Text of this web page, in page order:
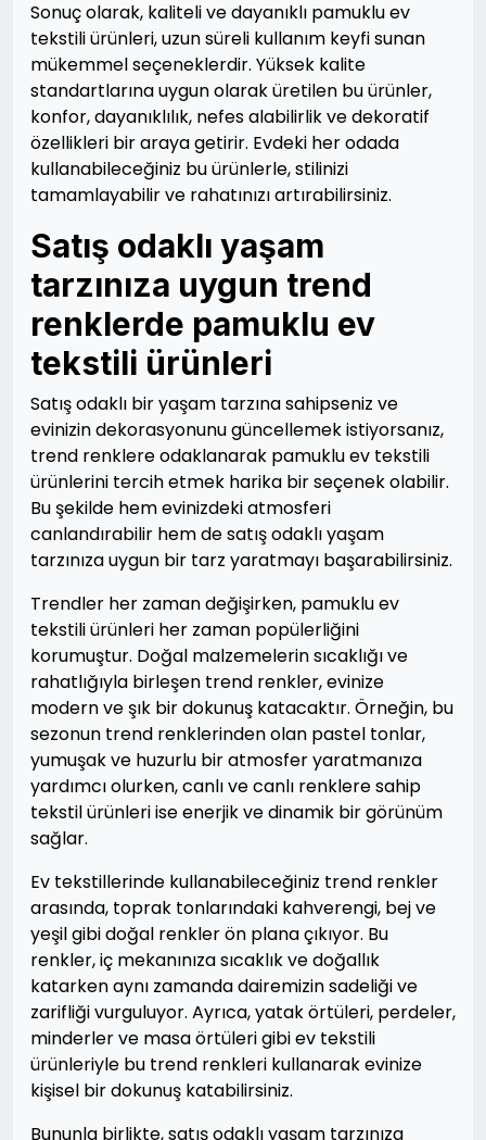
Sonuç olarak, kaliteli ve dayanıklı pamuklu ev
tekstili ürünleri, uzun süreli kullanım keyfi sunan
mükemmel seçeneklerdir. Yüksek kalite
standartlarına uygun olarak üretilen bu ürünler,
konfor, dayanıklılık, nefes alabilirlik ve dekoratif
özellikleri bir araya getirir. Evdeki her odada
kullanabileceğiniz bu ürünlerle, stilinizi
tamamlayabilir ve rahatınızı artırabilirsiniz.
Satış odaklı yaşam
tarzınıza uygun trend
renklerde pamuklu ev
tekstili ürünleri
Satış odaklı bir yaşam tarzına sahipseniz ve
evinizin dekorasyonunu güncellemek istiyorsanız,
trend renklere odaklanarak pamuklu ev tekstili
ürünlerini tercih etmek harika bir seçenek olabilir.
Bu şekilde hem evinizdeki atmosferi
canlandırabilir hem de satış odaklı yaşam
tarzınıza uygun bir tarz yaratmayı başarabilirsiniz.
Trendler her zaman değişirken, pamuklu ev
tekstili ürünleri her zaman popülerliğini
korumuştur. Doğal malzemelerin sıcaklığı ve
rahatlığıyla birleşen trend renkler, evinize
modern ve şık bir dokunuş katacaktır. Örneğin, bu
sezonun trend renklerinden olan pastel tonlar,
yumuşak ve huzurlu bir atmosfer yaratmanıza
yardımcı olurken, canlı ve canlı renklere sahip
tekstil ürünleri ise enerjik ve dinamik bir görünüm
sağlar.
Ev tekstillerinde kullanabileceğiniz trend renkler
arasında, toprak tonlarındaki kahverengi, bej ve
yeşil gibi doğal renkler ön plana çıkıyor. Bu
renkler, iç mekanınıza sıcaklık ve doğallık
katarken aynı zamanda dairemizin sadeliği ve
zarifliği vurguluyor. Ayrıca, yatak örtüleri, perdeler,
minderler ve masa örtüleri gibi ev tekstili
ürünleriyle bu trend renkleri kullanarak evinize
kişisel bir dokunuş katabilirsiniz.
Bununla birlikte, satış odaklı yaşam tarzınıza